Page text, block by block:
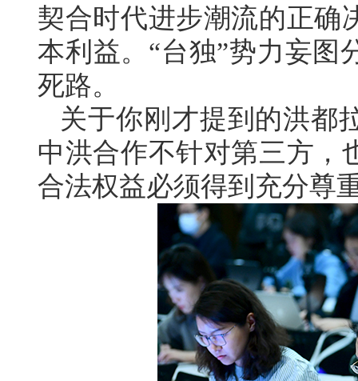
契合时代进步潮流的正确
本利益。“台独”势力妄图
死路。
关于你刚才提到的洪都
中洪合作不针对第三方，
合法权益必须得到充分尊